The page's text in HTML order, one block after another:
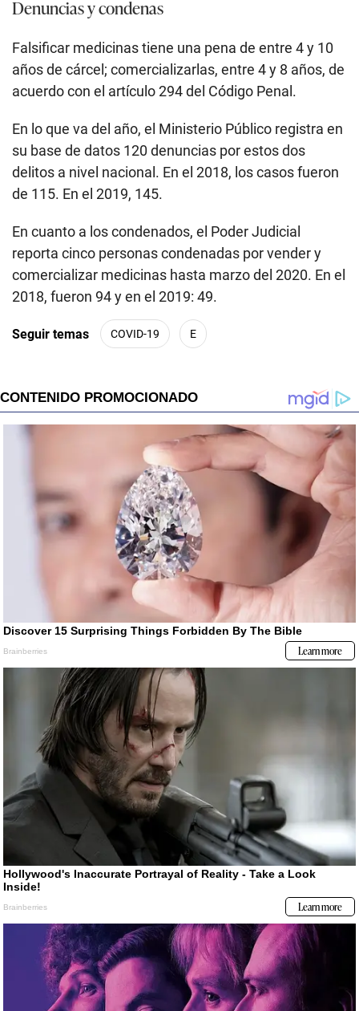
Denuncias y condenas
Falsificar medicinas tiene una pena de entre 4 y 10
años de cárcel; comercializarlas, entre 4 y 8 años, de
acuerdo con el artículo 294 del Código Penal.
En lo que va del año, el Ministerio Público registra en
su base de datos 120 denuncias por estos dos
delitos a nivel nacional. En el 2018, los casos fueron
de 115. En el 2019, 145.
En cuanto a los condenados, el Poder Judicial
reporta cinco personas condenadas por vender y
comercializar medicinas hasta marzo del 2020. En el
2018, fueron 94 y en el 2019: 49.
Seguir temas COVID-19 E